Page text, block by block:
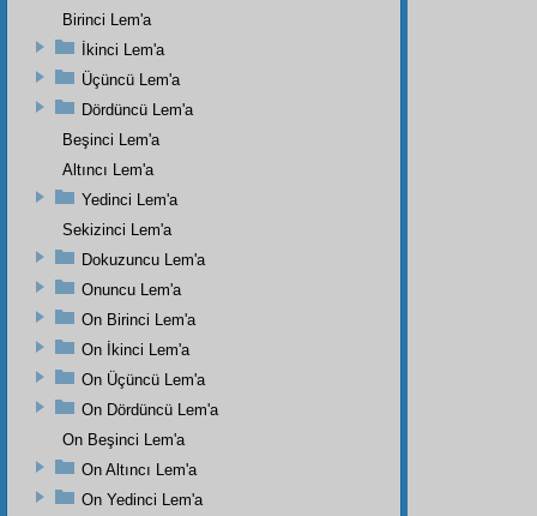
Birinci Lem'a
İkinci Lem'a
Üçüncü Lem'a
Dördüncü Lem'a
Beşinci Lem'a
Altıncı Lem'a
Yedinci Lem'a
Sekizinci Lem'a
Dokuzuncu Lem'a
Onuncu Lem'a
On Birinci Lem'a
On İkinci Lem'a
On Üçüncü Lem'a
On Dördüncü Lem'a
On Beşinci Lem'a
On Altıncı Lem'a
On Yedinci Lem'a